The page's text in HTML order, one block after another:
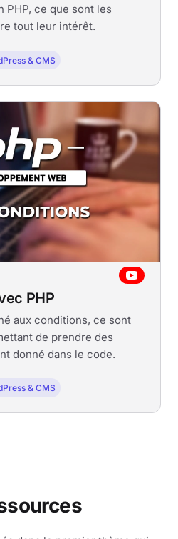
PHP, ce que sont les
tout leur intérêt.
& CMS
PHP
aux conditions, ce sont
de prendre des
donné dans le code.
& CMS